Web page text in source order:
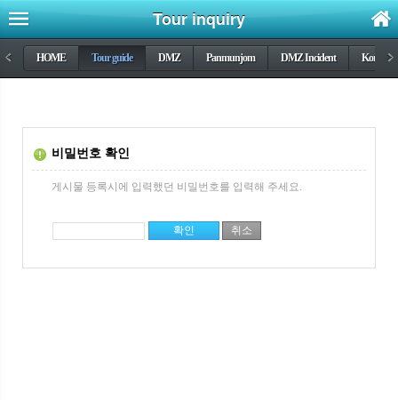
Tour inquiry
< HOME Tour guide DMZ Panmunjom DMZ Incident Korea>
비밀번호 확인
게시물 등록시에 입력했던 비밀번호를 입력해 주세요.